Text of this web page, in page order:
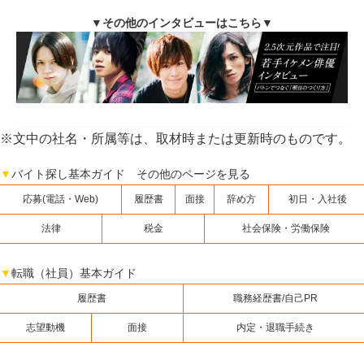
▼その他のインタビューはこちら▼
※文中の社名・所属等は、取材時または更新時のものです。
▼バイト探し基本ガイド その他のページを見る
応募(電話・Web) 履歴書 面接 辞め方 初日・入社後
法律 税金 社会保険・労働保険
▼転職（社員）基本ガイド
履歴書 職務経歴書/自己PR
志望動機 面接 内定・退職手続き